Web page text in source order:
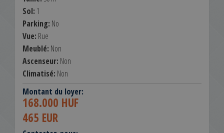
Sol: 1
Parking: No
Vue: Rue
Meublé: Non
Ascenseur: Non
Climatisé: Non
Montant du loyer:
168.000 HUF
465 EUR